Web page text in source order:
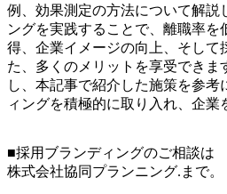
例、効果測定の方法について解説
ングを実践することで、離職率を
得、企業イメージの向上、そして
た、多くのメリットを享受できま
し、本記事で紹介した施策を参
ィングを積極的に取り入れ、企業
■採用ブランディングのご相談は
株式会社協同プランニング.まで。